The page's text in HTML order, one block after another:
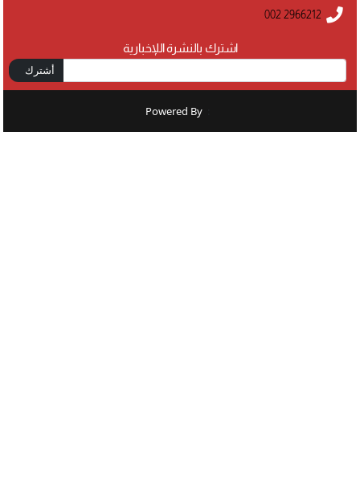
اشترك بالنشرة اللإخبارية
أشترك
002 2966212
Powered By